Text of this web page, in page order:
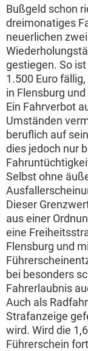
Bußgeld schon
dreimonatiges
neuerlichen
gestiegen. So
1.500 Euro
in Flensburg
Ein Fahrverbot
Umständen
beruflich auf
dies jedoch nur
Selbst ohne
Dieser
aus einer
eine
Flensburg und
bei besonders
Fahrerlaubnis
Auch als
Strafanzeige
wird. Wird die
Führerschein